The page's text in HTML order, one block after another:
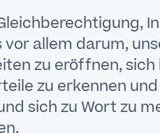
allem darum,
zu eröffnen,
zu erkennen
sich zu Wort zu